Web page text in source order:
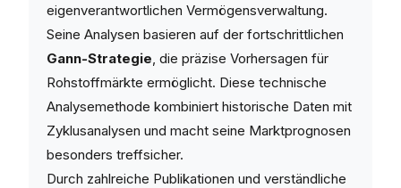
eigenverantwortlichen Vermögensverwaltung.
Seine Analysen basieren auf der fortschrittlichen
Gann-Strategie, die präzise Vorhersagen für
Rohstoffmärkte ermöglicht. Diese technische
Analysemethode kombiniert historische Daten mit
Zyklusanalysen und macht seine Marktprognosen
besonders treffsicher.
Durch zahlreiche Publikationen und verständliche